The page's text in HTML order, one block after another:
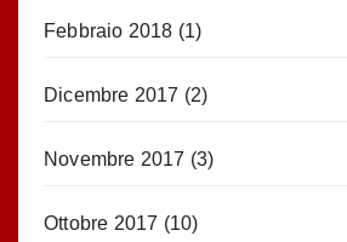
Febbraio 2018 (1)
Dicembre 2017 (2)
Novembre 2017 (3)
Ottobre 2017 (10)